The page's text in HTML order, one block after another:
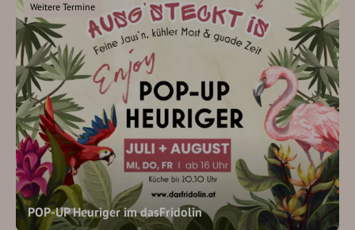
POP-UP Heuriger im dasFridolin
Weitere Termine